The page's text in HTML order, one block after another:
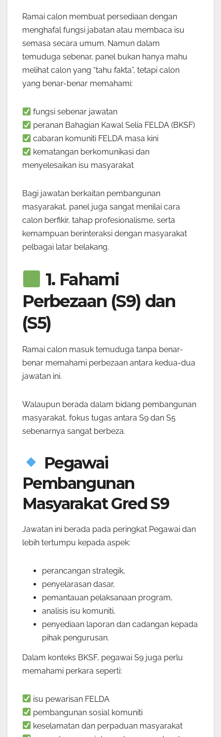
Ramai calon membuat persediaan dengan
menghafal fungsi jabatan atau membaca isu
semasa secara umum. Namun dalam
temuduga sebenar, panel bukan hanya mahu
melihat calon yang “tahu fakta”, tetapi calon
yang benar-benar memahami:
fungsi sebenar jawatan
peranan Bahagian Kawal Selia FELDA (BKSF)
cabaran komuniti FELDA masa kini
kematangan berkomunikasi dan
menyelesaikan isu masyarakat
Bagi jawatan berkaitan pembangunan
masyarakat, panel juga sangat menilai cara
calon berfikir, tahap profesionalisme, serta
kemampuan berinteraksi dengan masyarakat
pelbagai latar belakang.
1. Fahami
Perbezaan (S9) dan
(S5)
Ramai calon masuk temuduga tanpa benar-
benar memahami perbezaan antara kedua-dua
jawatan ini.
Walaupun berada dalam bidang pembangunan
masyarakat, fokus tugas antara S9 dan S5
sebenarnya sangat berbeza.
Pegawai
Pembangunan
Masyarakat Gred S9
Jawatan ini berada pada peringkat Pegawai dan
lebih tertumpu kepada aspek:
perancangan strategik,
penyelarasan dasar,
pemantauan pelaksanaan program,
analisis isu komuniti,
penyediaan laporan dan cadangan kepada
pihak pengurusan.
Dalam konteks BKSF, pegawai S9 juga perlu
memahami perkara seperti:
isu pewarisan FELDA
pembangunan sosial komuniti
keselamatan dan perpaduan masyarakat